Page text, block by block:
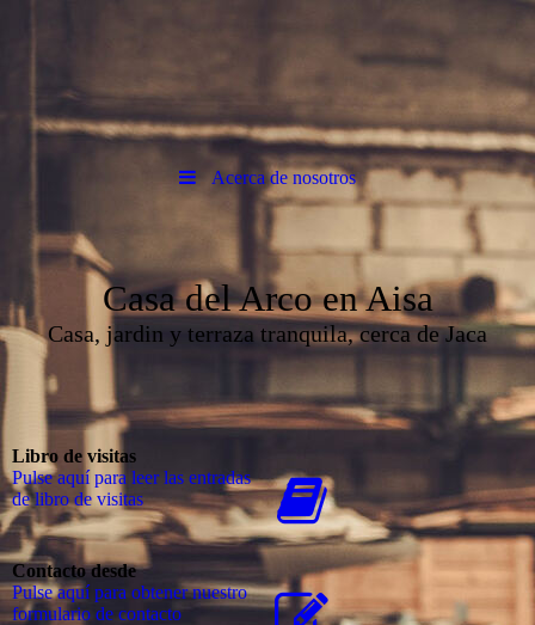
Acerca de nosotros
Casa del Arco en Aisa
Casa, jardin y terraza tranquila, cerca de Jaca
Libro de visitas
Pulse aquí para leer las entradas
de libro de visitas
Contacto desde
Pulse aquí para obtener nuestro
formulario de contacto